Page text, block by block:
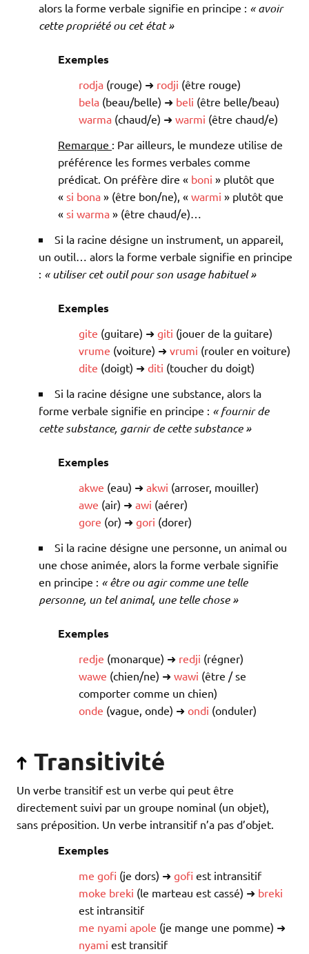
alors la forme verbale signifie en principe : « avoir
cette propriété ou cet état »
Exemples
rodja (rouge) ➜ rodji (être rouge)
bela (beau/belle) ➜ beli (être belle/beau)
warma (chaud/e) ➜ warmi (être chaud/e)
Remarque : Par ailleurs, le mundeze utilise de
préférence les formes verbales comme
prédicat. On préfère dire « boni » plutôt que
« si bona » (être bon/ne), « warmi » plutôt que
« si warma » (être chaud/e)…
Si la racine désigne un instrument, un appareil,
un outil… alors la forme verbale signifie en principe
: « utiliser cet outil pour son usage habituel »
Exemples
gite (guitare) ➜ giti (jouer de la guitare)
vrume (voiture) ➜ vrumi (rouler en voiture)
dite (doigt) ➜ diti (toucher du doigt)
Si la racine désigne une substance, alors la
forme verbale signifie en principe : « fournir de
cette substance, garnir de cette substance »
Exemples
akwe (eau) ➜ akwi (arroser, mouiller)
awe (air) ➜ awi (aérer)
gore (or) ➜ gori (dorer)
Si la racine désigne une personne, un animal ou
une chose animée, alors la forme verbale signifie
en principe : « être ou agir comme une telle
personne, un tel animal, une telle chose »
Exemples
redje (monarque) ➜ redji (régner)
wawe (chien/ne) ➜ wawi (être / se
comporter comme un chien)
onde (vague, onde) ➜ ondi (onduler)
Transitivité
Un verbe transitif est un verbe qui peut être
directement suivi par un groupe nominal (un objet),
sans préposition. Un verbe intransitif n’a pas d’objet.
Exemples
me gofi (je dors) ➜ gofi est intransitif
moke breki (le marteau est cassé) ➜ breki
est intransitif
me nyami apole (je mange une pomme) ➜
nyami est transitif